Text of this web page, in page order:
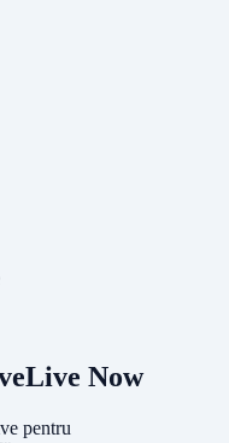
Live Now
pentru